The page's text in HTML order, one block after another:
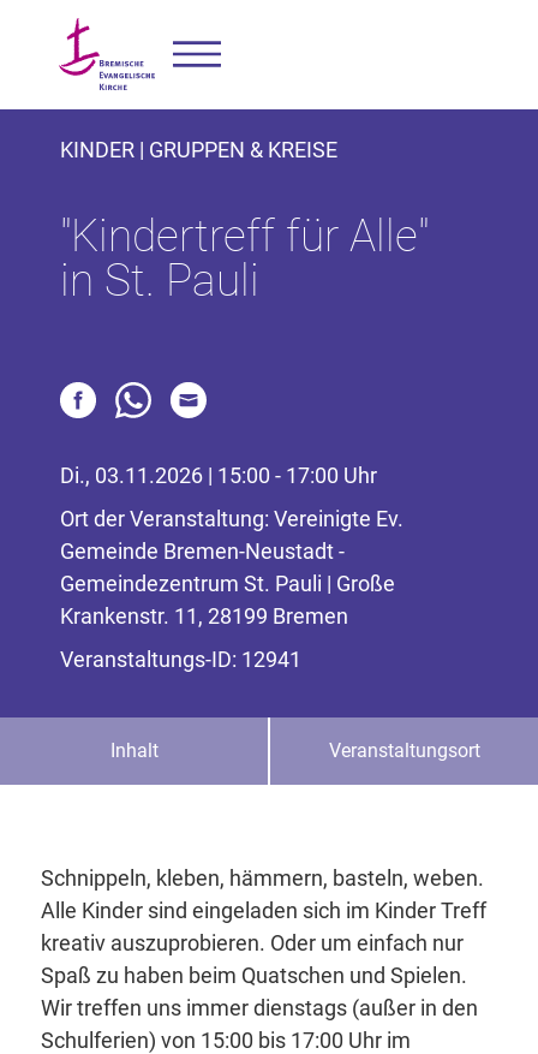
KINDER | GRUPPEN & KREISE
"Kindertreff für Alle"
in St. Pauli
Di., 03.11.2026 | 15:00 - 17:00 Uhr
Ort der Veranstaltung: Vereinigte Ev.
Gemeinde Bremen-Neustadt -
Gemeindezentrum St. Pauli | Große
Krankenstr. 11, 28199 Bremen
Veranstaltungs-ID: 12941
Inhalt Veranstaltungsort
Schnippeln, kleben, hämmern, basteln, weben.
Alle Kinder sind eingeladen sich im Kinder Treff
kreativ auszuprobieren. Oder um einfach nur
Spaß zu haben beim Quatschen und Spielen.
Wir treffen uns immer dienstags (außer in den
Schulferien) von 15:00 bis 17:00 Uhr im